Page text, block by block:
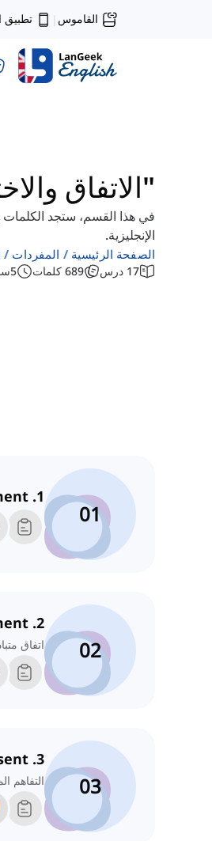
القاموس | تطبيق
"الاتفاق
في هذا القسم، ستجد الكلمات
الإنجليزية.
الصفحة الرئيسية المفردات
17 درس 689 كلمات 5
01
1. Agreement
02
2. Mutual Agreement
اتفاق
03
3. Mutual Understanding and Consent
التفاهم